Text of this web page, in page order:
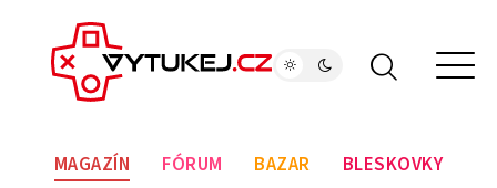
MAGAZÍN FÓRUM BAZAR BLESKOVKY